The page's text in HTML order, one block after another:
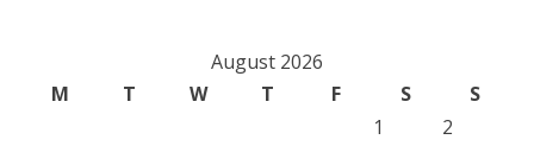
August 2026
M
T W T F S
S
1
2